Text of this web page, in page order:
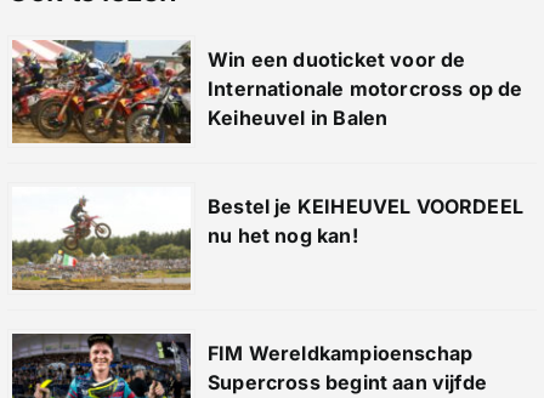
Win een duoticket voor de
Internationale motorcross op de
Keiheuvel in Balen
Bestel je KEIHEUVEL VOORDEEL
nu het nog kan!
FIM Wereldkampioenschap
Supercross begint aan vijfde